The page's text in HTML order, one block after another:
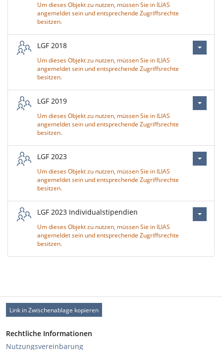
Um dieses Objekt zu nutzen, müssen Sie in ILIAS
angemeldet sein und entsprechende Zugriffsrechte
besitzen.
LGF 2018
Um dieses Objekt zu nutzen, müssen Sie in ILIAS
angemeldet sein und entsprechende Zugriffsrechte
besitzen.
LGF 2019
Um dieses Objekt zu nutzen, müssen Sie in ILIAS
angemeldet sein und entsprechende Zugriffsrechte
besitzen.
LGF 2023
Um dieses Objekt zu nutzen, müssen Sie in ILIAS
angemeldet sein und entsprechende Zugriffsrechte
besitzen.
LGF 2023 Individualstipendien
Um dieses Objekt zu nutzen, müssen Sie in ILIAS
angemeldet sein und entsprechende Zugriffsrechte
besitzen.
Link in Zwischenablage kopieren
Rechtliche Informationen
Nutzungsvereinbarung